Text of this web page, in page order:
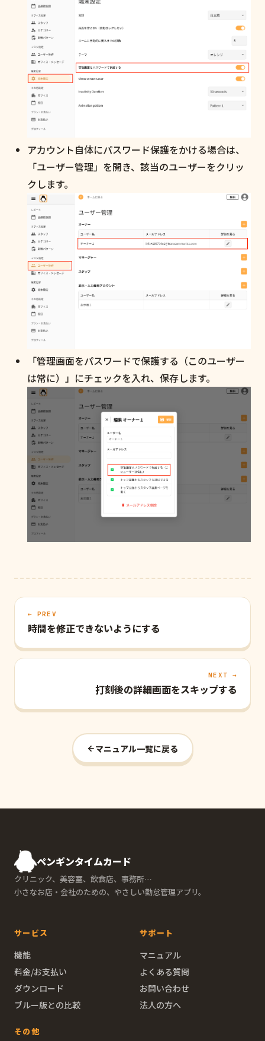
アカウント自体にパスワード保護をかける場合は、
「ユーザー管理」を開き、該当のユーザーをクリッ
クします。
「管理画面をパスワードで保護する（このユーザー
は常に）」にチェックを入れ、保存します。
← PREV
時間を修正できないようにする
NEXT →
打刻後の詳細画面をスキップする
マニュアル一覧に戻る
ペンギンタイムカード
クリニック、美容室、飲食店、事務所…
小さなお店・会社のための、やさしい勤怠管理アプリ。
サービス
機能
料金/お支払い
ダウンロード
ブルー版との比較
サポート
マニュアル
よくある質問
お問い合わせ
法人の方へ
その他